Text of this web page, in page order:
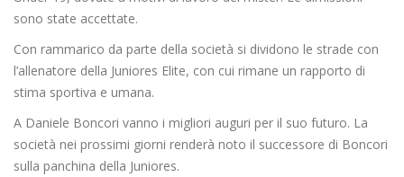
sono state accettate.
Con rammarico da parte della società si dividono le strade con
l’allenatore della Juniores Elite, con cui rimane un rapporto di
stima sportiva e umana.
A Daniele Boncori vanno i migliori auguri per il suo futuro. La
società nei prossimi giorni renderà noto il successore di Boncori
sulla panchina della Juniores.